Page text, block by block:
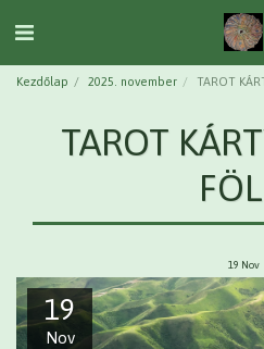
Kezdőlap 2025. november TAROT
TAROT
19 Nov
19
Nov